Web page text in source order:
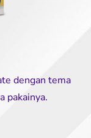
dengan tema
pakainya.